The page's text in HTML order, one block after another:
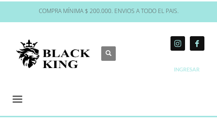
COMPRA MÍNIMA $ 200.000. ENVIOS A TODO EL PAIS.
INGRESAR